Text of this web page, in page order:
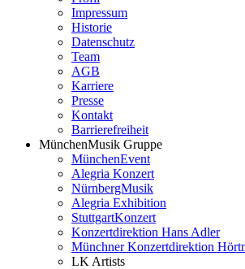
Impressum
Historie
Datenschutz
Team
AGB
Karriere
Presse
Kontakt
Barrierefreiheit
MünchenMusik Gruppe
MünchenEvent
Alegria Konzert
NürnbergMusik
Alegria Exhibition
StuttgartKonzert
Konzertdirektion Hans Adler
Münchner Konzertdirektion
LK Artists